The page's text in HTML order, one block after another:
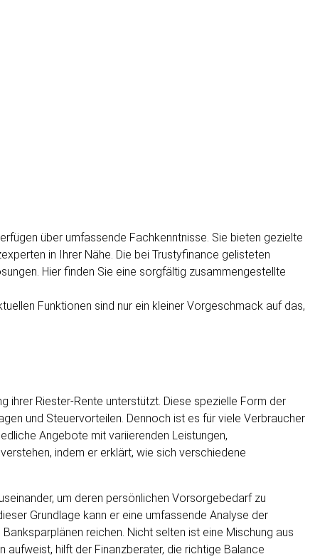
über umfassende Fachkenntnisse. Sie bieten gezielte
in Ihrer Nähe. Die bei Trustyfinance gelisteten
Hier finden Sie eine sorgfältig zusammengestellte
Funktionen sind nur ein kleiner Vorgeschmack auf das,
ihrer Riester-Rente unterstützt. Diese spezielle Form der
und Steuervorteilen. Dennoch ist es für viele Verbraucher
Angebote mit variierenden Leistungen,
indem er erklärt, wie sich verschiedene
um deren persönlichen Vorsorgebedarf zu
Grundlage kann er eine umfassende Analyse der
reichen. Nicht selten ist eine Mischung aus
hilft der Finanzberater, die richtige Balance